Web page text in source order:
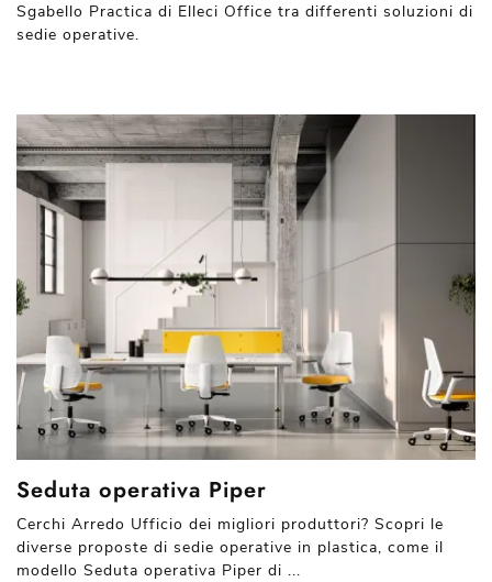
Sgabello Practica di Elleci Office tra differenti soluzioni di
sedie operative.
Seduta operativa Piper
Cerchi Arredo Ufficio dei migliori produttori? Scopri le
diverse proposte di sedie operative in plastica, come il
modello Seduta operativa Piper di ...